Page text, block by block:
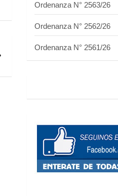
Ordenanza N° 2563/26
Ordenanza N° 2562/26
Ordenanza N° 2561/26